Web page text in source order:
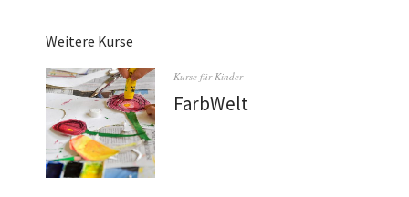
Weitere Kurse
Kurse für Kinder
FarbWelt